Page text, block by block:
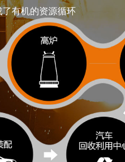
有机的资源循环